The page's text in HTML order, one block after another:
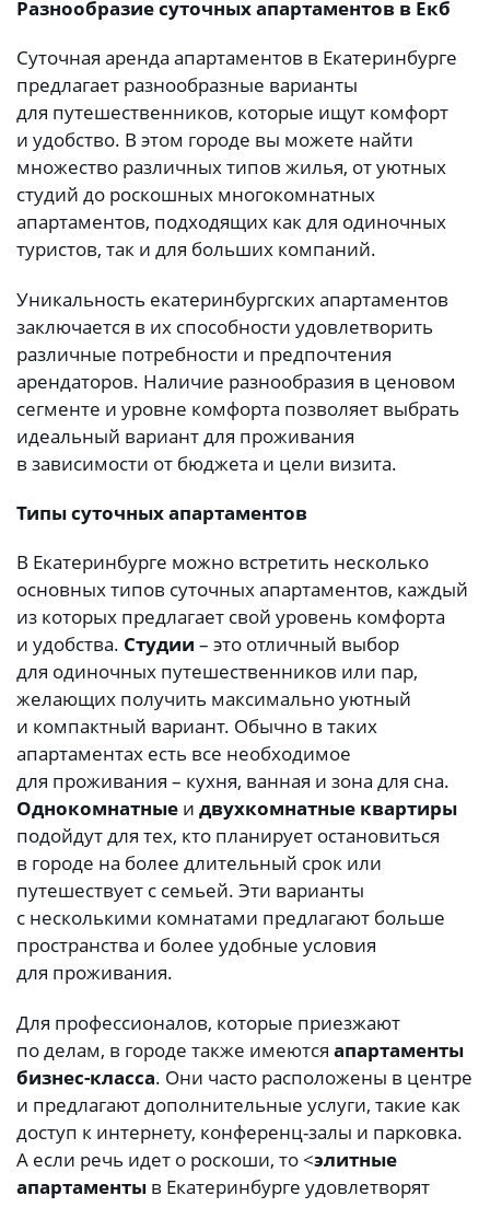
Разнообразие суточных апартаментов в Екб
Суточная аренда апартаментов в Екатеринбурге
предлагает разнообразные варианты
для путешественников, которые ищут комфорт
и удобство. В этом городе вы можете найти
множество различных типов жилья, от уютных
студий до роскошных многокомнатных
апартаментов, подходящих как для одиночных
туристов, так и для больших компаний.
Уникальность екатеринбургских апартаментов
заключается в их способности удовлетворить
различные потребности и предпочтения
арендаторов. Наличие разнообразия в ценовом
сегменте и уровне комфорта позволяет выбрать
идеальный вариант для проживания
в зависимости от бюджета и цели визита.
Типы суточных апартаментов
В Екатеринбурге можно встретить несколько
основных типов суточных апартаментов, каждый
из которых предлагает свой уровень комфорта
и удобства. Студии – это отличный выбор
для одиночных путешественников или пар,
желающих получить максимально уютный
и компактный вариант. Обычно в таких
апартаментах есть все необходимое
для проживания – кухня, ванная и зона для сна.
Однокомнатные и двухкомнатные квартиры
подойдут для тех, кто планирует остановиться
в городе на более длительный срок или
путешествует с семьей. Эти варианты
с несколькими комнатами предлагают больше
пространства и более удобные условия
для проживания.
Для профессионалов, которые приезжают
по делам, в городе также имеются апартаменты
бизнес-класса. Они часто расположены в центре
и предлагают дополнительные услуги, такие как
доступ к интернету, конференц-залы и парковка.
А если речь идет о роскоши, то <элитные
апартаменты в Екатеринбурге удовлетворят